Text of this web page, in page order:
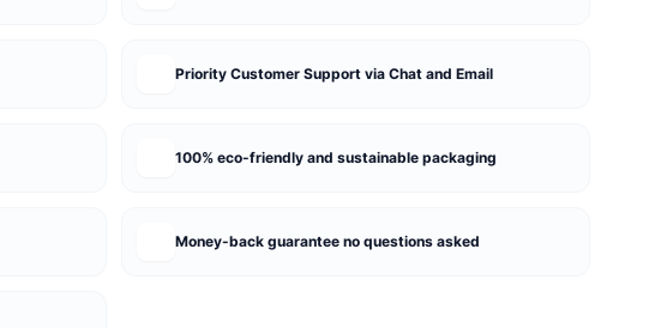
Priority Customer Support via Chat and Email
100% eco-friendly and sustainable packaging
Money-back guarantee no questions asked